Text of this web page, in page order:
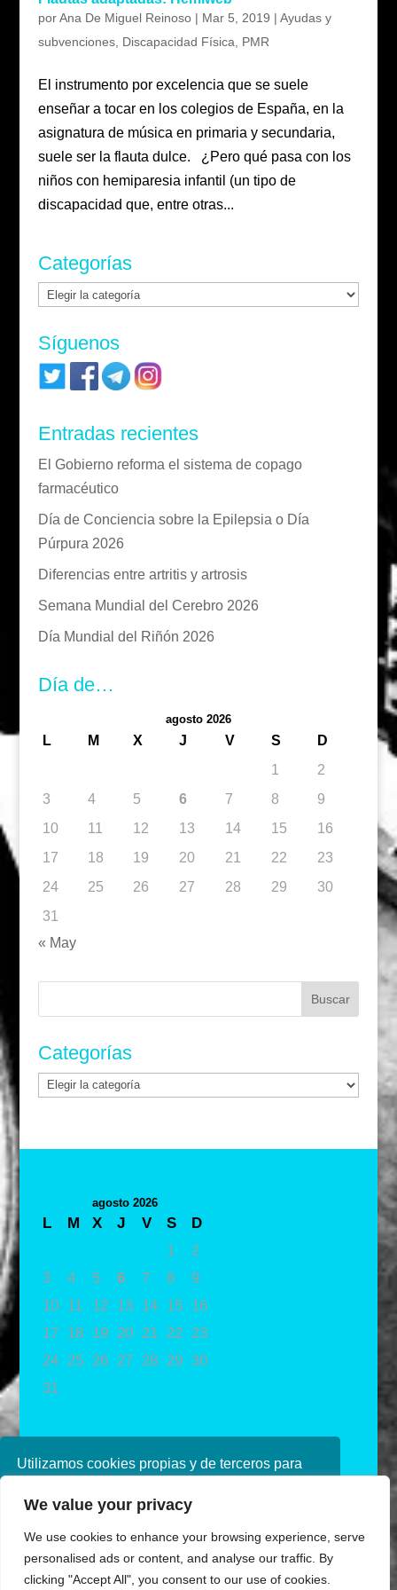
Utilizamos cookies propias y de terceros para
navegando, consideramos que acepta su uso.
política de cookies consulte nuestra
Política de
privacidad
We value your privacy
We use cookies to enhance your browsing experience, serve
personalised ads or content, and analyse our traffic. By
clicking "Accept All", you consent to our use of cookies.
porAna De Miguel Reinoso| Mar 5, 2019 | Ayudas y
subvenciones, Discapacidad Física PMR
El instrumento por excelencia que se suele
enseñar a tocar en los colegios de España, en la
asignatura de música en primaria y secundaria,
suele ser la flauta dulce. ¿Pero qué pasa con los
niños con hemiparesia infantil (un tipo de
discapacidad que, entre otras...
Categorías
Categorías
Síguenos
Entradas recientes
El Gobierno reforma el sistema de copago
farmacéutico
Día de Conciencia sobre la Epilepsia o Día
Púrpura 2026
Diferencias entre artritis y artrosis
Semana Mundial del Cerebro 2026
Día Mundial del Riñón 2026
Día de…
agosto 2026
L M X J V S
D
1
2
3
4 5 6 7 8
9
10
11 12 13 14 15
16
17
18 19 20 21 22
23
24
25 26 27 28 29
30
31
« May
Categorías
Categorías
agosto 2026
L M X J V S
D
1
2
3
4 5 6 7 8
9
10
11 12 13 14 15
16
17
18 19 20 21 22
23
24
25 26 27 28 29 30
31